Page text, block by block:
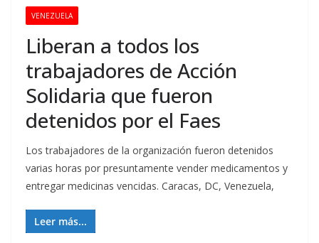
VENEZUELA
Liberan a todos los
trabajadores de Acción
Solidaria que fueron
detenidos por el Faes
Los trabajadores de la organización fueron detenidos
varias horas por presuntamente vender medicamentos y
entregar medicinas vencidas. Caracas, DC, Venezuela,
Leer más...